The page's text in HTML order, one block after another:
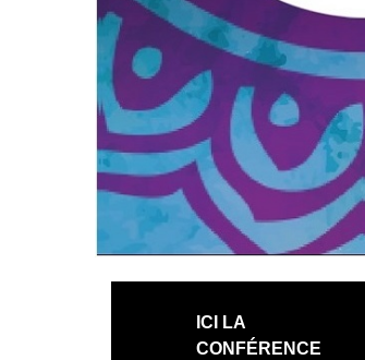
ICI LA
CONFÉRENCE